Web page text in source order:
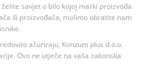
savjet o bilo kojoj marki proizvoda
ili proizvođača, molimo obratite nam
ažuriraju, Konzum plus d.o.o.
Ovo ne utječe na vaša zakonska